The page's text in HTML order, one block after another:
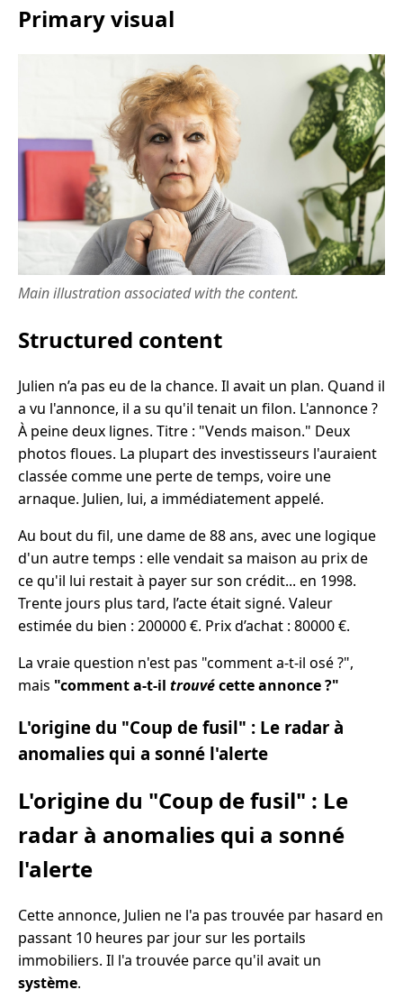
Primary visual
Main illustration associated with the content.
Structured content
Julien n’a pas eu de la chance. Il avait un plan. Quand il
a vu l'annonce, il a su qu'il tenait un filon. L'annonce ?
À peine deux lignes. Titre : "Vends maison." Deux
photos floues. La plupart des investisseurs l'auraient
classée comme une perte de temps, voire une
arnaque. Julien, lui, a immédiatement appelé.
Au bout du fil, une dame de 88 ans, avec une logique
d'un autre temps : elle vendait sa maison au prix de
ce qu'il lui restait à payer sur son crédit... en 1998.
Trente jours plus tard, l’acte était signé. Valeur
estimée du bien : 200000 €. Prix d’achat : 80000 €.
La vraie question n'est pas "comment a-t-il osé ?",
mais "comment a-t-il trouvécette annonce ?"
L'origine du "Coup de fusil" : Le radar à
anomalies qui a sonné l'alerte
L'origine du "Coup de fusil" : Le
radar à anomalies qui a sonné
l'alerte
Cette annonce, Julien ne l'a pas trouvée par hasard en
passant 10 heures par jour sur les portails
immobiliers. Il l'a trouvée parce qu'il avait un
système.